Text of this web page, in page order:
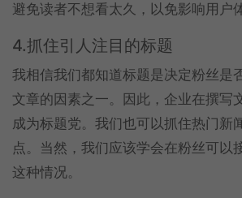
避免读者不想看太久，以免影响用户
4.抓住引人注目的标题
我相信我们都知道标题是决定粉丝是
文章的因素之一。因此，企业在撰写
成为标题党。我们也可以抓住热门新
点。当然，我们应该学会在粉丝可以
这种情况。